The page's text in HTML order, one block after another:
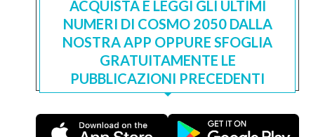
ACQUISTA E LEGGI GLI ULTIMI
NUMERI DI COSMO 2050 DALLA
NOSTRA APP OPPURE SFOGLIA
GRATUITAMENTE LE
PUBBLICAZIONI PRECEDENTI